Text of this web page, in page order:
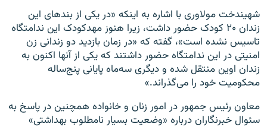
شهیندخت مولاوری با اشاره به اینکه «در یکی از بندهای این
زندان ۲۰ کودک حضور داشت، زیرا هنوز مهدکودک این ندامتگاه
تاسیس نشده است»، گفته که «در زمان بازدید دو زندانی زن
امنیتی در این ندامتگاه حضور داشتند که یکی از آنها اکنون به
زندان اوین منتقل شده و دیگری سه‌ماه پایانی پنج‌ساله
محکومیت خود را می‌گذراند.»
معاون رئیس جمهور در امور زنان و خانواده همچنین در پاسخ به
سئوال خبرنگاران درباره «وضعیت بسیار نامطلوب بهداشتی»